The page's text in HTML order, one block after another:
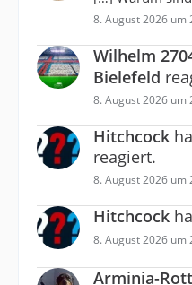
8. August 2026 um
Wilhelm
Bielefeld
8. August 2026 um
Hitchcock
reagiert.
8. August 2026 um
Hitchcock
8. August 2026 um
Arminia-